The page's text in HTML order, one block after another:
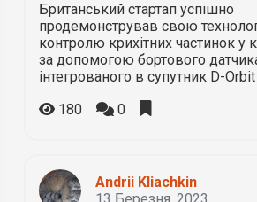
Британський стартап успішно
продемонстрував свою
контролю крихітних частинок у
за допомогою бортового
інтегрованого в супутник D-Orbit
180
0
Andrii Kliachkin